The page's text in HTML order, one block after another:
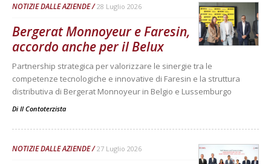
NOTIZIE DALLE AZIENDE 28 Luglio 2026
Bergerat Monnoyeur e Faresin,
accordo anche per il Belux
Partnership strategica per valorizzare le sinergie tra le
competenze tecnologiche e innovative di Faresin e la struttura
distributiva di Bergerat Monnoyeur in Belgio e Lussemburgo
Di Il Contoterzista
NOTIZIE DALLE AZIENDE 27 Luglio 2026